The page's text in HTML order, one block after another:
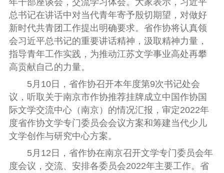
总书记在讲话中对当代青年寄予殷切期望，对做好
新时代共青团工作提出明确要求。省作协将认真领
会习近平总书记的重要讲话精神，汲取精神力量，
指导青年工作实践，为推动江苏文学事业高处再攀
高贡献自己的力量。
5月 10日，省作协召开本年度第9次书记处会
议，听取关于南京市作协推荐挂牌成立中国作协国
际文学交流中心（南京）的情况汇报，审定2022年
度省作协文学专门委员会会议方案和筹建当代少儿
文学创作与研究中心方案。
5月 12 日，省作协在南京召开文学专门委员会年
度会议，交流、安排各委员会2022年主要工作。省